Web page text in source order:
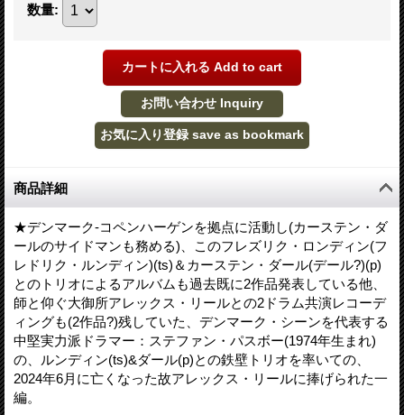
数量:
商品詳細
★デンマーク-コペンハーゲンを拠点に活動し(カーステン・ダ
ールのサイドマンも務める)、このフレズリク・ロンディン(フ
レドリク・ルンディン)(ts)＆カーステン・ダール(デール?)(p)
とのトリオによるアルバムも過去既に2作品発表している他、
師と仰ぐ大御所アレックス・リールとの2ドラム共演レコーデ
ィングも(2作品?)残していた、デンマーク・シーンを代表する
中堅実力派ドラマー：ステファン・パスボー(1974年生まれ)
の、ルンディン(ts)&ダール(p)との鉄壁トリオを率いての、
2024年6月に亡くなった故アレックス・リールに捧げられた一
編。